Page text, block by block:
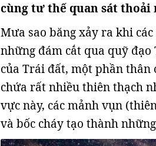
cùng tư thế quan sát thoải
Mưa sao băng xảy ra khi
những đám cắt qua quỹ
của Trái đất, một phần
chứa rất nhiều thiên thạch
vực này, các mảnh vụn
và bốc cháy tạo thành